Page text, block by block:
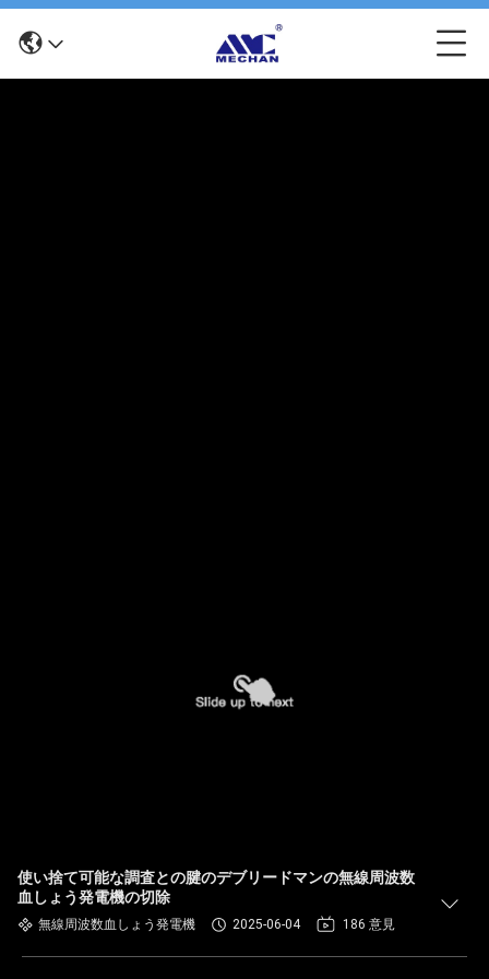
使い捨て可能な調査との腱のデブリードマンの無線周波数
血しょう発電機の切除
無線周波数血しょう発電機 2025-06-04 186 意見